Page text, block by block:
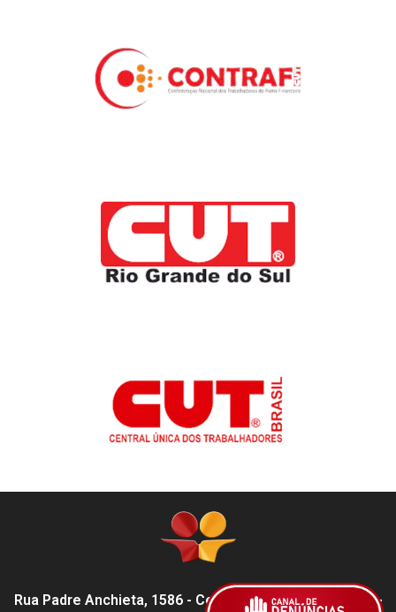
Rua Padre Anchieta, 1586 - Centro, Pelotas - RS,
96015-